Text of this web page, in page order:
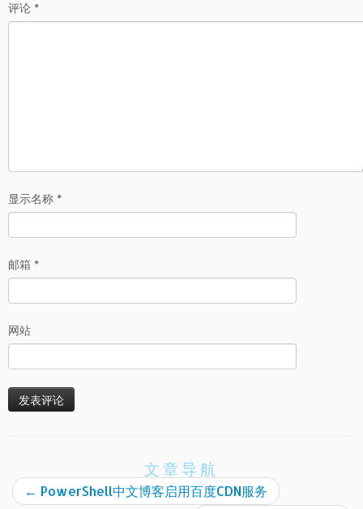
评论 *
显示名称 *
邮箱 *
网站
文章导航
← PowerShell中文博客启用百度CDN服务